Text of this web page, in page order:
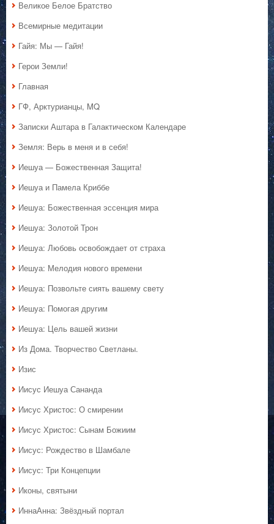
Великое Белое Братство
Всемирные медитации
Гайя: Мы — Гайя!
Герои Земли!
Главная
ГФ, Арктурианцы, MQ
Записки Аштара в Галактическом Календаре
Земля: Верь в меня и в себя!
Иешуа — Божественная Защита!
Иешуа и Памела Криббе
Иешуа: Божественная эссенция мира
Иешуа: Золотой Трон
Иешуа: Любовь освобождает от страха
Иешуа: Мелодия нового времени
Иешуа: Позвольте сиять вашему свету
Иешуа: Помогая другим
Иешуа: Цель вашей жизни
Из Дома. Творчество Светланы.
Изис
Иисус Иешуа Сананда
Иисус Христос: О смирении
Иисус Христос: Сынам Божиим
Иисус: Рождество в Шамбале
Иисус: Три Концепции
Иконы, святыни
ИннаАнна: Звёздный портал